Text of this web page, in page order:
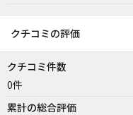
クチコミの評価
クチコミ件数
0件
累計の総合評価